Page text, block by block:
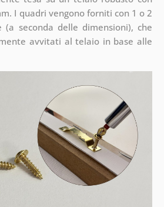
I quadri vengono forniti con 1 o 2
(a seconda delle dimensioni), che
avvitati al telaio in base alle